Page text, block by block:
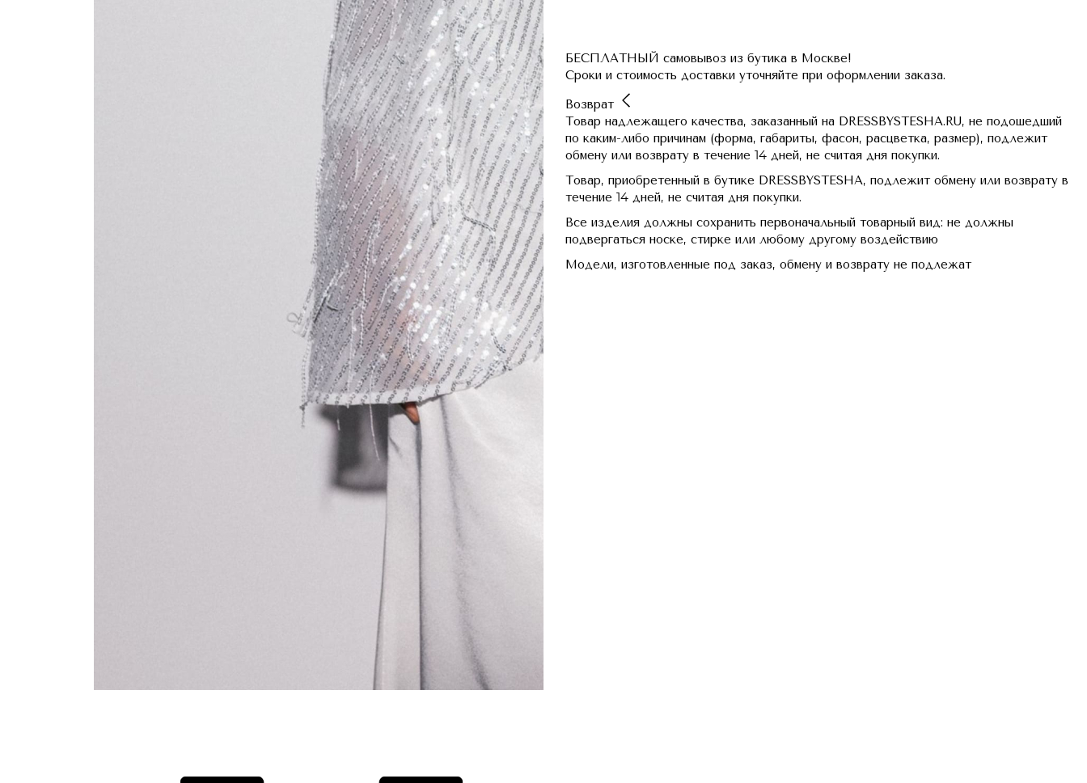
БЕСПЛАТНЫЙ самовывоз из бутика в Москве!
Сроки и стоимость доставки уточняйте при оформлении заказа.
Возврат
Товар надлежащего качества, заказанный на DRESSBYSTESHA.RU, не подошедший
по каким-либо причинам (форма, габариты, фасон, расцветка, размер), подлежит
обмену или возврату в течение 14 дней, не считая дня покупки.
Товар, приобретенный в бутике DRESSBYSTESHA, подлежит обмену или возврату в
течение 14 дней, не считая дня покупки.
Все изделия должны сохранить первоначальный товарный вид: не должны
подвергаться носке, стирке или любому другому воздействию
Модели, изготовленные под заказ, обмену и возврату не подлежат